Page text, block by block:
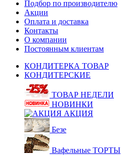
Подбор по производителю
Акции
Оплата и доставка
Контакты
О компании
Постоянным клиентам
КОНДИТЕРКА ТОВАР
КОНДИТЕРСКИЕ
ТОВАР НЕДЕЛИ
НОВИНКИ
АКЦИЯ
Безе
Вафельные ТОРТЫ